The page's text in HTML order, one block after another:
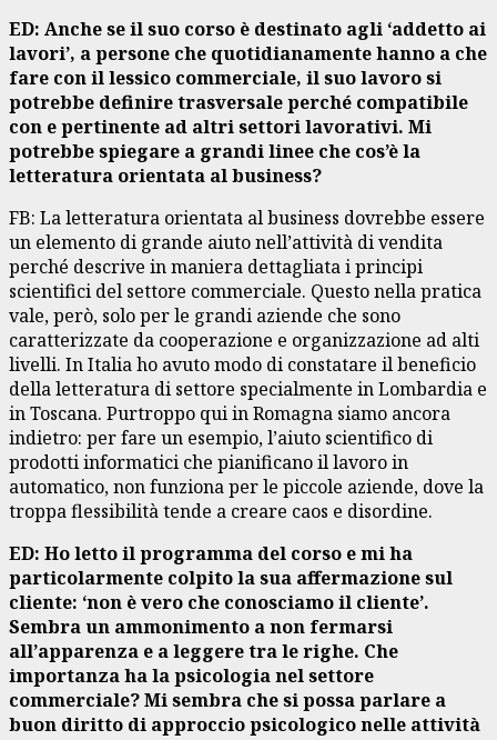
ED: Anche se il suo corso è destinato agli ‘addetto ai
lavori’, a persone che quotidianamente hanno a che
fare con il lessico commerciale, il suo lavoro si
potrebbe definire trasversale perché compatibile
con e pertinente ad altri settori lavorativi. Mi
potrebbe spiegare a grandi linee che cos’è la
letteratura orientata al business?
FB: La letteratura orientata al business dovrebbe essere
un elemento di grande aiuto nell’attività di vendita
perché descrive in maniera dettagliata i principi
scientifici del settore commerciale. Questo nella pratica
vale, però, solo per le grandi aziende che sono
caratterizzate da cooperazione e organizzazione ad alti
livelli. In Italia ho avuto modo di constatare il beneficio
della letteratura di settore specialmente in Lombardia e
in Toscana. Purtroppo qui in Romagna siamo ancora
indietro: per fare un esempio, l’aiuto scientifico di
prodotti informatici che pianificano il lavoro in
automatico, non funziona per le piccole aziende, dove la
troppa flessibilità tende a creare caos e disordine.
ED: Ho letto il programma del corso e mi ha
particolarmente colpito la sua affermazione sul
cliente: ‘non è vero che conosciamo il cliente’.
Sembra un ammonimento a non fermarsi
all’apparenza e a leggere tra le righe. Che
importanza ha la psicologia nel settore
commerciale? Mi sembra che si possa parlare a
buon diritto di approccio psicologico nelle attività